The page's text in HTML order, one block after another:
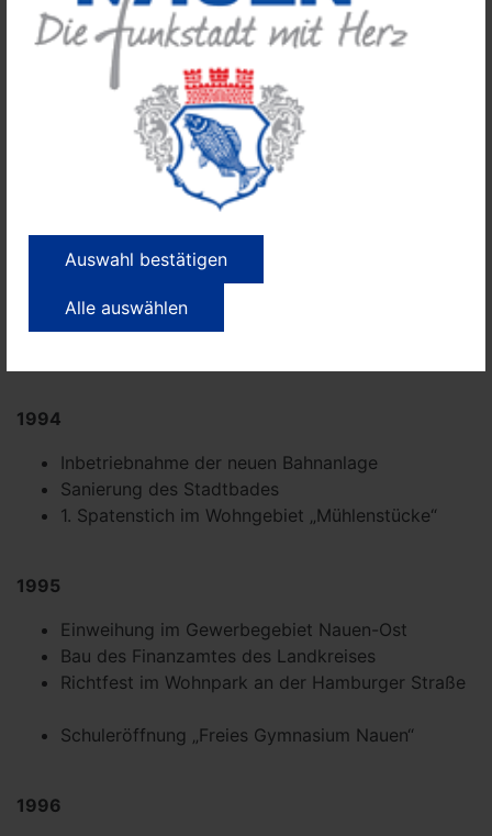
Auswahl bestätigen
Alle auswählen
Grundsteinlegung für das Einkaufszentrum in der
Dammstraße und das Luchcenter
Stadtfest zur 700-Jahr-Feier Nauens
Beginn des Baus der Umgehungsstraße (neue B5)
Siemens Hausgerätewerk
1994
Inbetriebnahme der neuen Bahnanlage
Sanierung des Stadtbades
1. Spatenstich im Wohngebiet „Mühlenstücke“
1995
Einweihung im Gewerbegebiet Nauen-Ost
Bau des Finanzamtes des Landkreises
Richtfest im Wohnpark an der Hamburger Straße
Schuleröffnung „Freies Gymnasium Nauen“
1996